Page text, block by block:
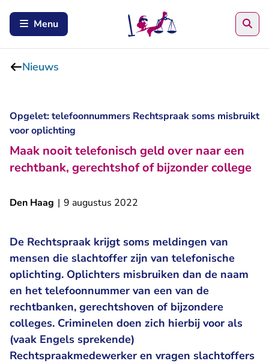
Menu
Nieuws
Opgelet: telefoonnummers Rechtspraak soms misbruikt
voor oplichting
Maak nooit telefonisch geld over naar een
rechtbank, gerechtshof of bijzonder college
Den Haag | 9 augustus 2022
De Rechtspraak krijgt soms meldingen van
mensen die slachtoffer zijn van telefonische
oplichting. Oplichters misbruiken dan de naam
en het telefoonnummer van een van de
rechtbanken, gerechtshoven of bijzondere
colleges. Criminelen doen zich hierbij voor als
(vaak Engels sprekende)
Rechtspraakmedewerker en vragen slachtoffers